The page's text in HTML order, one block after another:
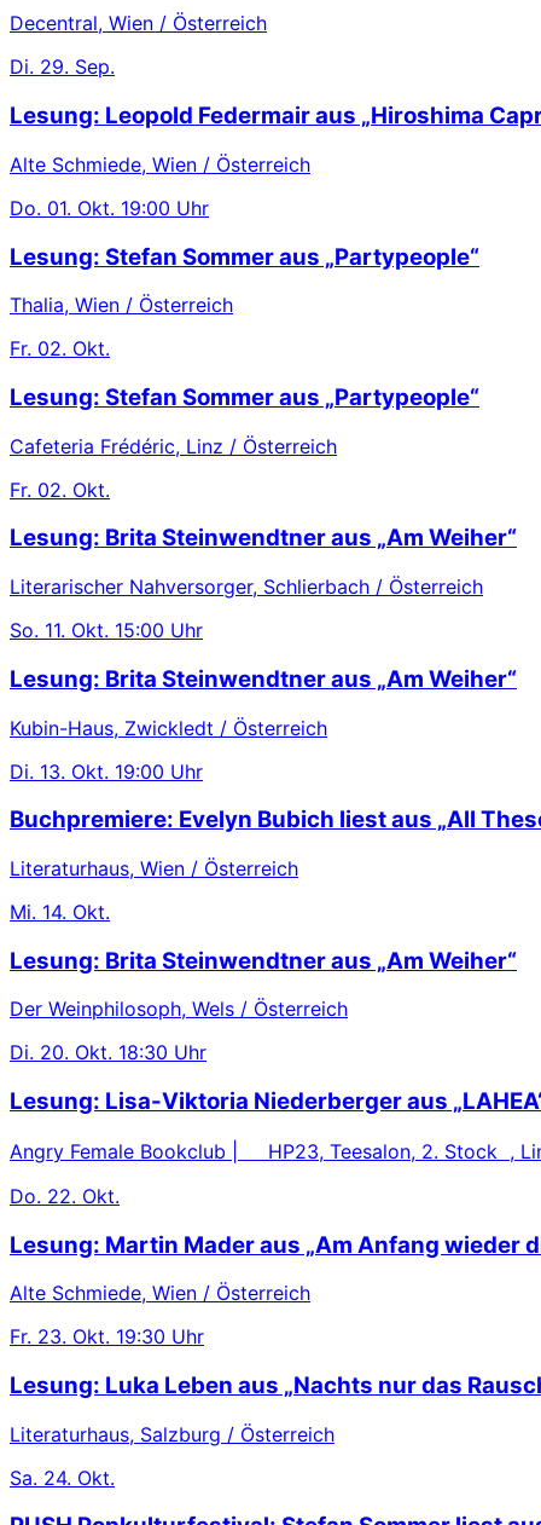
Decentral, Wien / Österreich
Di. 29. Sep.
Lesung: Leopold Federmair aus „Hiroshima
Alte Schmiede, Wien / Österreich
Do. 01. Okt. 19:00 Uhr
Lesung: Stefan Sommer aus „Partypeople“
Thalia, Wien / Österreich
Fr. 02. Okt.
Lesung: Stefan Sommer aus „Partypeople“
Cafeteria Frédéric, Linz / Österreich
Fr. 02. Okt.
Lesung: Brita Steinwendtner aus „Am Weiher“
Literarischer Nahversorger, Schlierbach / Österreich
So. 11. Okt. 15:00 Uhr
Lesung: Brita Steinwendtner aus „Am Weiher“
Kubin-Haus, Zwickledt / Österreich
Di. 13. Okt. 19:00 Uhr
Buchpremiere: Evelyn Bubich liest aus „All
Literaturhaus, Wien / Österreich
Mi. 14. Okt.
Lesung: Brita Steinwendtner aus „Am Weiher“
Der Weinphilosoph, Wels / Österreich
Di. 20. Okt. 18:30 Uhr
Lesung: Lisa-Viktoria Niederberger aus
Angry Female Bookclub | HP23, Teesalon, 2. Stock ,
Do. 22. Okt.
Lesung: Martin Mader aus „Am Anfang wieder
Alte Schmiede, Wien / Österreich
Fr. 23. Okt. 19:30 Uhr
Lesung: Luka Leben aus „Nachts nur das
Literaturhaus, Salzburg / Österreich
Sa. 24. Okt.